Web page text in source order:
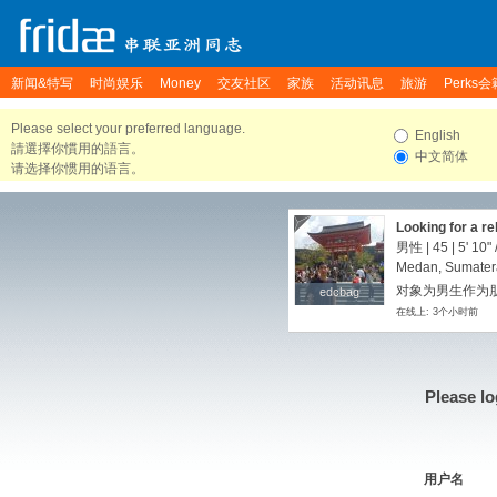
新闻&特写 时尚娱乐 Money 交友社区 家族 活动讯息 旅游 Perks会
Please select your preferred language.
請選擇你慣用的語言。
请选择你惯用的语言。
English
中文简体
edcbag
edcbag
Looking for a
男性 | 45 | 5' 10"
Medan,
对象为男生作为
在线上: 3个小时前
Please
用户名